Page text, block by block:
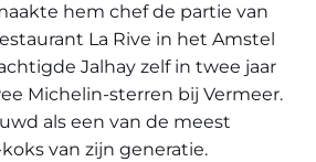
hem chef de partie van
La Rive in het Amstel
Jalhay zelf in twee jaar
Michelin-sterren bij Vermeer.
als een van de meest
van zijn generatie.